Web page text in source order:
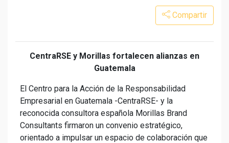
Compartir
CentraRSE y Morillas fortalecen alianzas en
Guatemala
El Centro para la Acción de la Responsabilidad
Empresarial en Guatemala -CentraRSE- y la
reconocida consultora española Morillas Brand
Consultants firmaron un convenio estratégico,
orientado a impulsar un espacio de colaboración que